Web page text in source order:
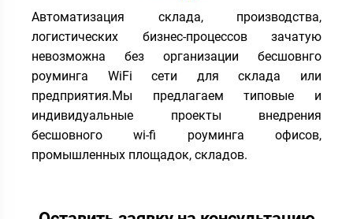
Автоматизация склада, производства,
логистических бизнес-процессов зачатую
невозможна без организации бесшовнго
роуминга WiFi сети для склада или
предприятия.Мы предлагаем типовые и
индивидуальные проекты внедрения
бесшовного wi-fi роуминга офисов,
промышленных площадок, складов.